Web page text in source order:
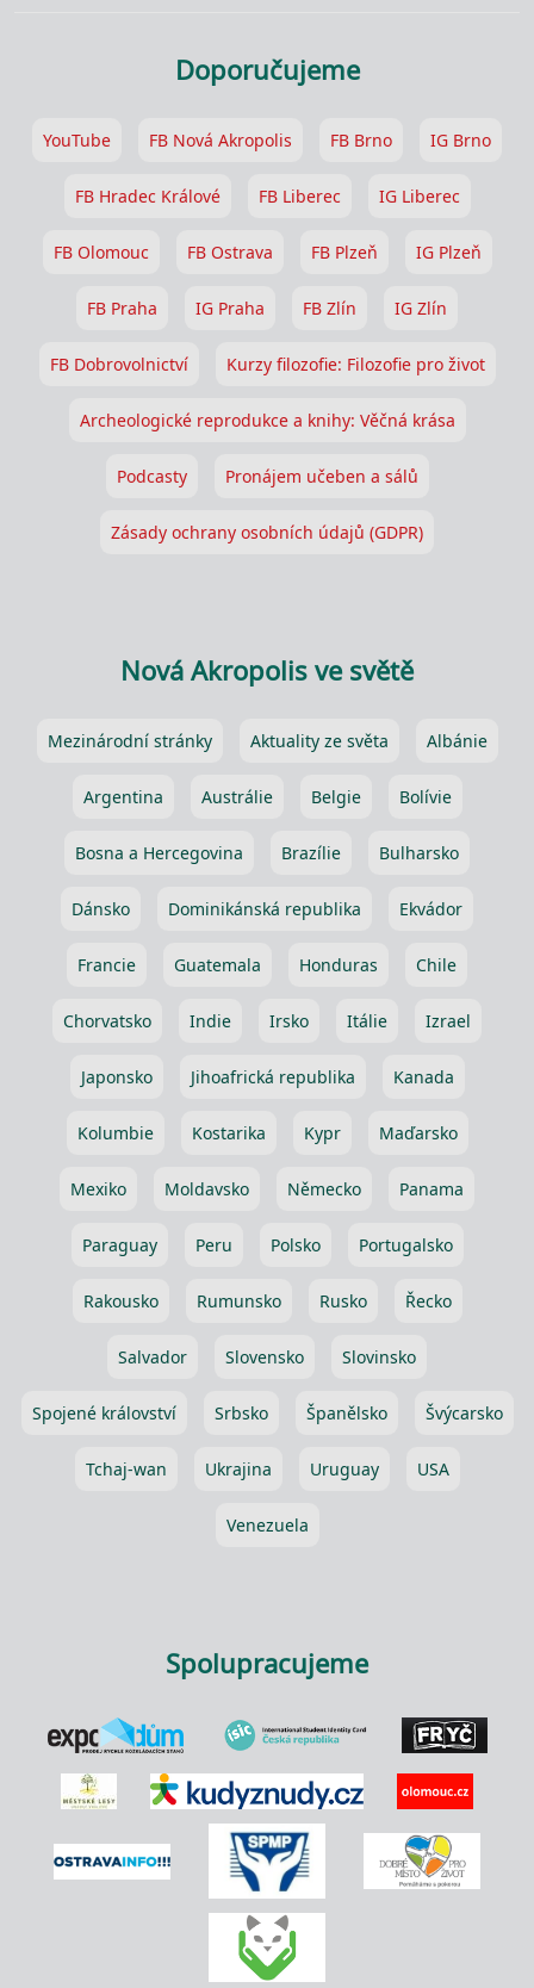
Doporučujeme
YouTube FB Nová Akropolis FB Brno IG Brno
FB Hradec Králové FB Liberec IG Liberec
FB Olomouc FB Ostrava FB Plzeň IG Plzeň
FB Praha IG Praha FB Zlín IG Zlín
FB Dobrovolnictví Kurzy filozofie: Filozofie pro život
Archeologické reprodukce a knihy: Věčná krása
Podcasty Pronájem učeben a sálů
Zásady ochrany osobních údajů (GDPR)
Nová Akropolis ve světě
Mezinárodní stránky Aktuality ze světa Albánie
Argentina Austrálie Belgie Bolívie
Bosna a Hercegovina Brazílie Bulharsko
Dánsko Dominikánská republika Ekvádor
Francie Guatemala Honduras Chile
Chorvatsko Indie Irsko Itálie Izrael
Japonsko Jihoafrická republika Kanada
Kolumbie Kostarika Kypr Maďarsko
Mexiko Moldavsko Německo Panama
Paraguay Peru Polsko Portugalsko
Rakousko Rumunsko Rusko Řecko
Salvador Slovensko Slovinsko
Spojené království Srbsko Španělsko Švýcarsko
Tchaj-wan Ukrajina Uruguay USA
Venezuela
Spolupracujeme